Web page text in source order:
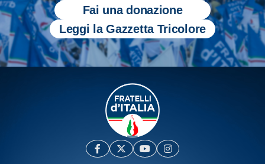
Fai una donazione
Leggi la Gazzetta Tricolore